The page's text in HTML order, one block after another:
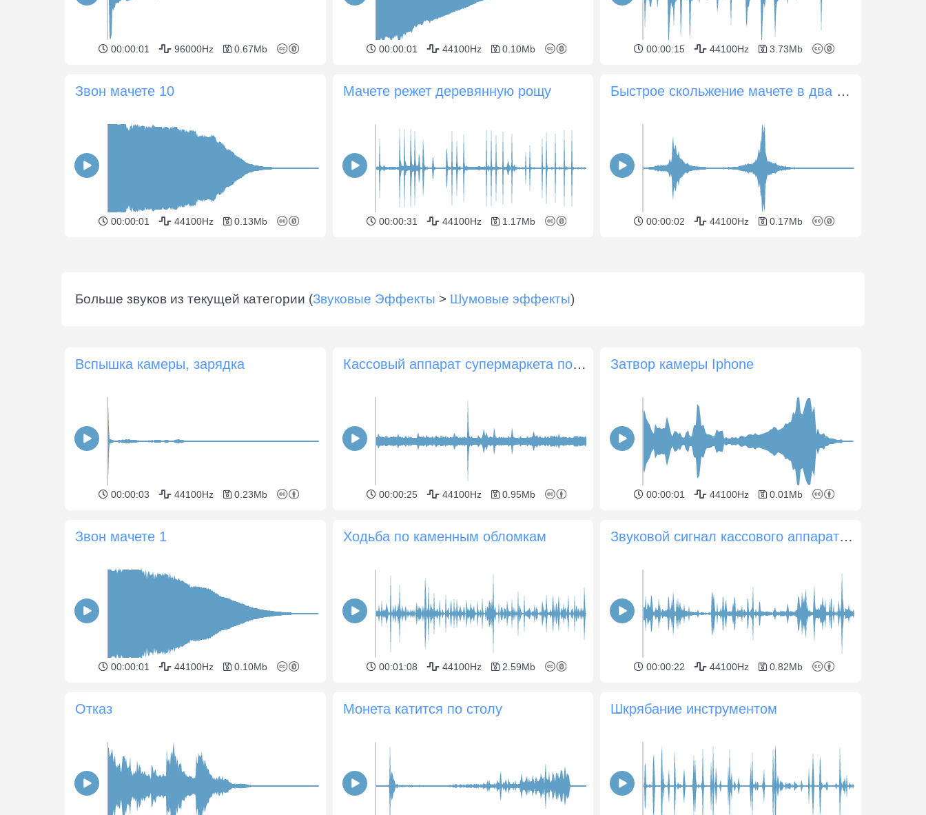
00:00:01 96000Hz 0.67Mb 00:00:01 44100Hz 0.10Mb 00:00:15 44100Hz 3.73Mb
Звон мачете 10
00:00:01 44100Hz 0.13Mb
Мачете режет деревянную рощу
00:00:31 44100Hz 1.17Mb
Быстрое скольжение мачете в два раза
00:00:02 44100Hz 0.17Mb
Больше звуков из текущей категории (Звуковые Эффекты > Шумовые эффекты)
Вспышка камеры, зарядка
00:00:03 44100Hz 0.23Mb
Кассовый аппарат супермаркета подает звуковой сигнал (отдаленный)
00:00:25 44100Hz 0.95Mb
Затвор камеры Iphone
00:00:01 44100Hz 0.01Mb
Звон мачете 1
00:00:01 44100Hz 0.10Mb
Ходьба по каменным обломкам
00:01:08 44100Hz 2.59Mb
Звуковой сигнал кассового аппарата при покупке в супермаркете
00:00:22 44100Hz 0.82Mb
Отказ Монета катится по столу Шкрябание инструментом